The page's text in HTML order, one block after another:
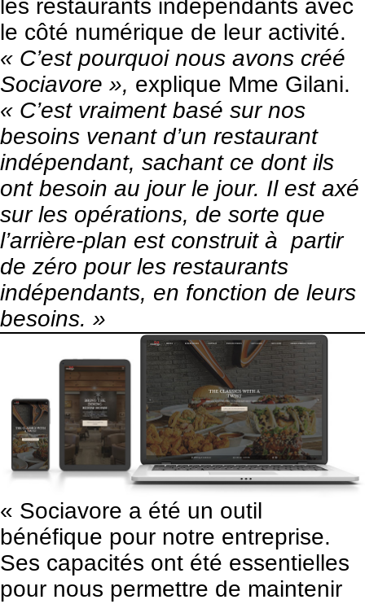
les restaurants indépendants avec
le côté numérique de leur activité.
« C’est pourquoi nous avons créé
Sociavore », explique Mme Gilani.
« C’est vraiment basé sur nos
besoins venant d’un restaurant
indépendant, sachant ce dont ils
ont besoin au jour le jour. Il est axé
sur les opérations, de sorte que
l’arrière-plan est construit à partir
de zéro pour les restaurants
indépendants, en fonction de leurs
besoins. »
« Sociavore a été un outil
bénéfique pour notre entreprise.
Ses capacités ont été essentielles
pour nous permettre de maintenir